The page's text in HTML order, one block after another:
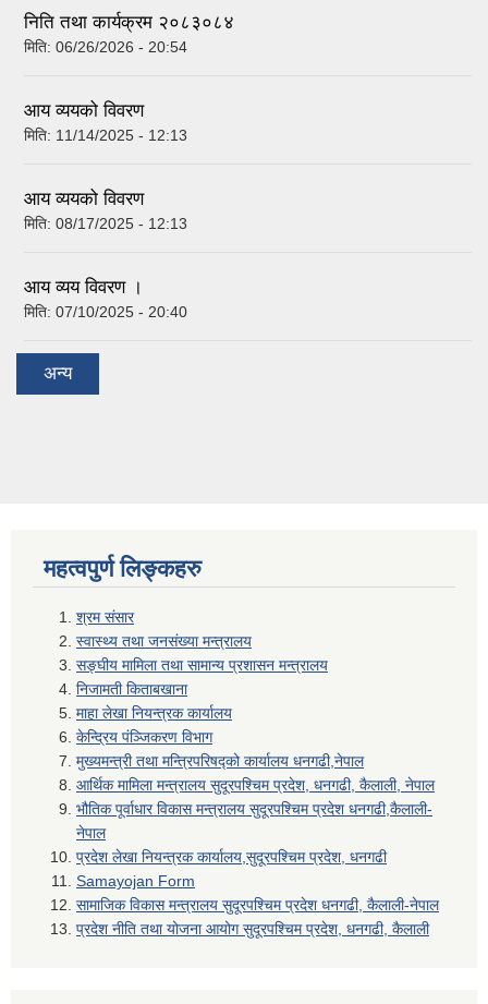
निति तथा कार्यक्रम २०८३०८४
मिति: 06/26/2026 - 20:54
आय व्ययको विवरण
मिति: 11/14/2025 - 12:13
आय व्ययको विवरण
मिति: 08/17/2025 - 12:13
आय व्यय विवरण ।
मिति: 07/10/2025 - 20:40
अन्य
महत्वपुर्ण लिङ्कहरु
श्रम संसार
स्वास्थ्य तथा जनसंख्या मन्त्रालय
सङ्घीय मामिला तथा सामान्य प्रशासन मन्त्रालय
निजामती किताबखाना
माहा लेखा नियन्त्रक कार्यालय
केन्द्रिय पंञ्जिकरण विभाग
मुख्यमन्त्री तथा मन्त्रिपरिषद्को कार्यालय धनगढी,नेपाल
आर्थिक मामिला मन्त्रालय सुदूरपश्चिम प्रदेश, धनगढी, कैलाली, नेपाल
भौतिक पूर्वाधार विकास मन्त्रालय सुदूरपश्चिम प्रदेश धनगढी,कैलाली-
नेपाल
प्रदेश लेखा नियन्त्रक कार्यालय,सुदूरपश्चिम प्रदेश, धनगढी
Samayojan Form
सामाजिक विकास मन्त्रालय सुदूरपश्चिम प्रदेश धनगढी, कैलाली-नेपाल
प्रदेश नीति तथा योजना आयोग सुदूरपश्चिम प्रदेश, धनगढी, कैलाली